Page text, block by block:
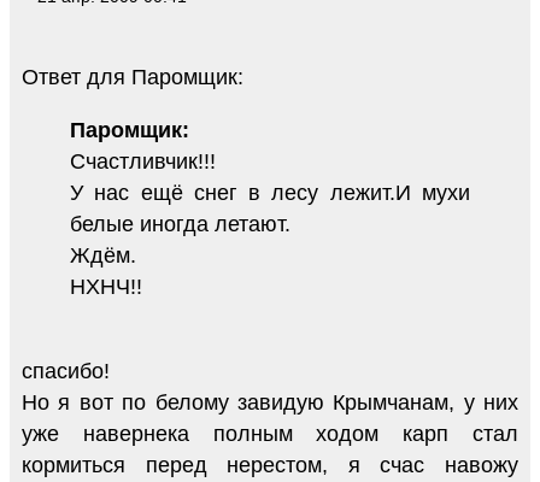
Ответ для Паромщик:
Паромщик:
Счастливчик!!!
У нас ещё снег в лесу лежит.И мухи
белые иногда летают.
Ждём.
НХНЧ!!
спасибо!
Но я вот по белому завидую Крымчанам, у них
уже навернека полным ходом карп стал
кормиться перед нерестом, я счас навожу